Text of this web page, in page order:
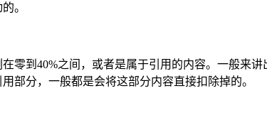
。
零到40%之间，或者是属于引用的内容。一般来
部分，一般都是会将这部分内容直接扣除掉的。